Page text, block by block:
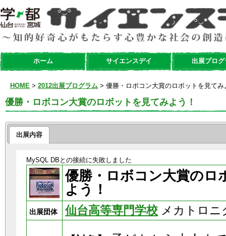
ホーム サイエンスデイ 出展プログ
HOME > 2012出展プログラム > 優勝・ロボコン大賞のロボットを見てみ
優勝・ロボコン大賞のロボットを見てみよう！
出展内容
MySQL DBとの接続に失敗しました
優勝・ロボコン大賞のロ
よう！
出展団体 仙台高等専門学校 メカトロニ